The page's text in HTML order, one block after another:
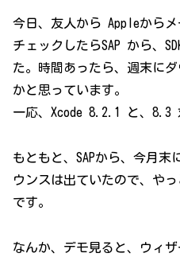
今日、友人から Appleからメ
チェックしたらSAP から、
た。時間あったら、週末に
かと思っています。
一応、Xcode 8.2.1 と、8.3
もともと、SAPから、今月
ウンスは出ていたので、や
です。
なんか、デモ見ると、ウィザ